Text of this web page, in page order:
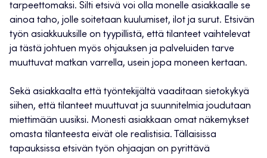
tarpeettomaksi. Silti etsivä voi olla monelle asiakkaalle se
ainoa taho, jolle soitetaan kuulumiset, ilot ja surut. Etsivän
työn asiakkuuksille on tyypillistä, että tilanteet vaihtelevat
ja tästä johtuen myös ohjauksen ja palveluiden tarve
muuttuvat matkan varrella, usein jopa moneen kertaan.
Sekä asiakkaalta että työntekijältä vaaditaan sietokykyä
siihen, että tilanteet muuttuvat ja suunnitelmia joudutaan
miettimään uusiksi. Monesti asiakkaan omat näkemykset
omasta tilanteesta eivät ole realistisia. Tällaisissa
tapauksissa etsivän työn ohjaajan on pyrittävä